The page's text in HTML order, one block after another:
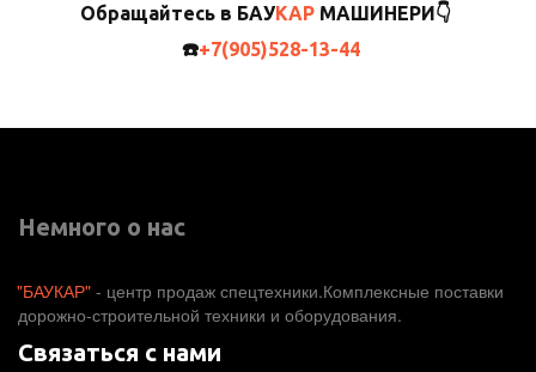
Обращайтесь в БАУКАР МАШИНЕРИ👇
☎️+7(905)528-13-44
Немного о нас
"БАУКАР" - центр продаж спецтехники.Комплексные поставки
дорожно-строительной техники и оборудования.
Связаться с нами